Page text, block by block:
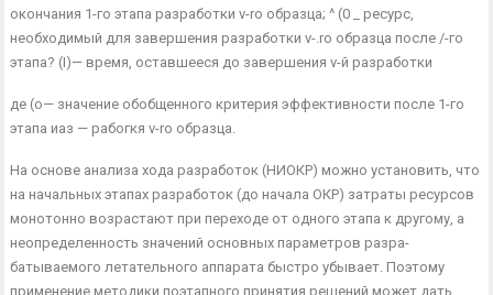
окончания 1-го этапа разработки v-ro образца; ^ (0 _ ресурс,
необходимый для завершения разработки v-.ro образца после /-го
этапа? (І)— время, оставшееся до завершения v-й разработки
де (о— значение обобщенного критерия эффективности после 1-го
этапа иаз — рабогкя v-ro образца.
На основе анализа хода разработок (НИОКР) можно устано­вить, что
на начальных этапах разработок (до начала ОКР) затра­ты ресурсов
монотонно возрастают при переходе от одного этапа к другому, а
неопределенность значений основных параметров разра­
батываемого летательного аппарата быстро убывает. Поэтому
применение методики поэтапного принятия решений может дать